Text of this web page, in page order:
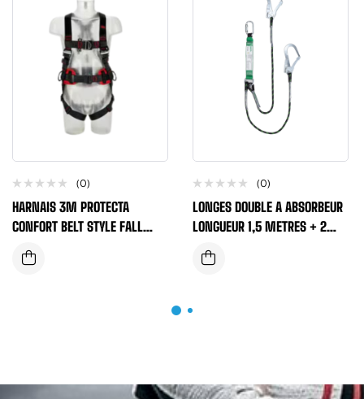
(0)
HARNAIS 3M PROTECTA
CONFORT BELT STYLE FALL
(0)
LONGES DOUBLE A ABSORBEUR
LONGUEUR 1,5 METRES + 2